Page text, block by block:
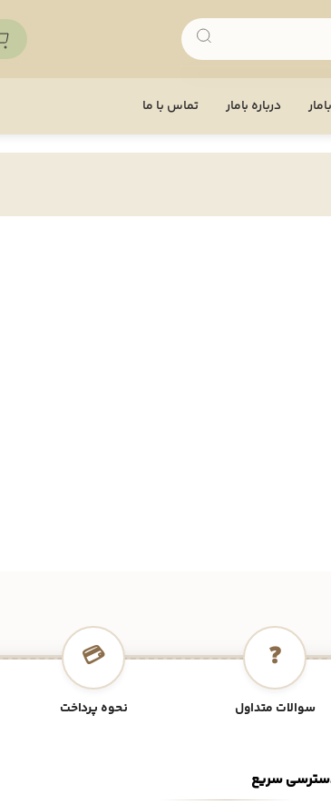
درباره بامار تماس با ما
❓
سوالات متداول
💳
نحوه پرداخت
سریع